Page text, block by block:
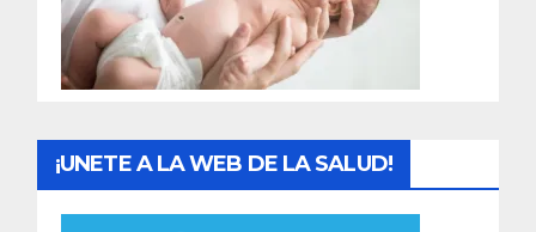
¡UNETE A LA WEB DE LA SALUD!